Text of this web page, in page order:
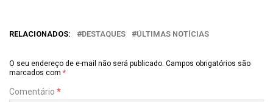
RELACIONADOS: DESTAQUES ÚLTIMAS NOTÍCIAS
O seu endereço de e-mail não será publicado. Campos obrigatórios são
marcados com *
Comentário *